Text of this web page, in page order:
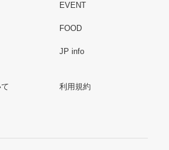
EVENT
FOOD
JP info
利用規約